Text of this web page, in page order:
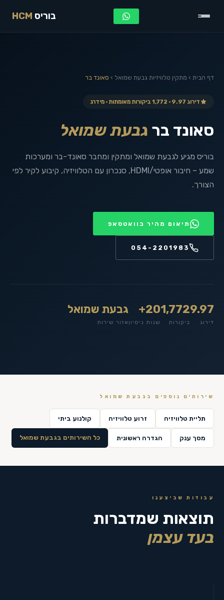
בוריס HCM
דף הבית › מתקין טלוויזיות גבעת שמואל › סאונד בר
דירוג 9.97 · 1,772 ביקורות מאומתות · מידרג
סאונד בר גבעת שמואל
בוריס מגיע לגבעת שמואל ומתקין ומחבר סאונד-בר ומערכות
שמע – חיבור אופטי/HDMI, סנכרון עם הטלוויזיה, קיבוע לקיר לפי
הצורך.
תיאום מהיר בוואטסאפ
054-2201983
9.97
דירוג
1,772
ביקורות
20+
שנות ניסיון
גבעת שמואל
אזור שירות
שירותים נוספים ב גבעת שמואל
תליית טלוויזיה זרוע טלוויזיה קולנוע ביתי
מסך ענק הגדרה ראשונית כל השירותים בגבעת שמואל
עבודות שביצענו
תוצאות שמדברות
בעד עצמן